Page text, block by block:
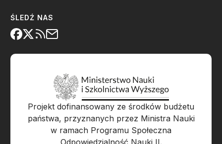
ŚLEDŹ NAS
Projekt dofinansowany ze środków budżetu
państwa, przyznanych przez Ministra Nauki
w ramach Programu Społeczna